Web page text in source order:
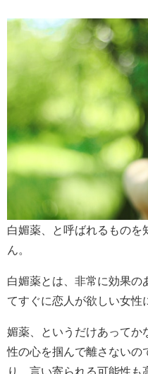
白媚薬、と呼ばれるものを
ん。
白媚薬とは、非常に効果の
てすぐに恋人が欲しい女性
媚薬、というだけあってか
性の心を掴んで離さないの
り、言い寄られる可能性も